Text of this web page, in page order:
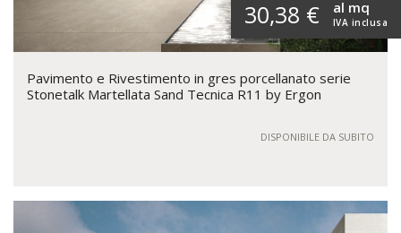
30,38 € IVA inclusa
al mq
Pavimento e Rivestimento in gres porcellanato serie
Stonetalk Martellata Sand Tecnica R11 by Ergon
DISPONIBILE DA SUBITO